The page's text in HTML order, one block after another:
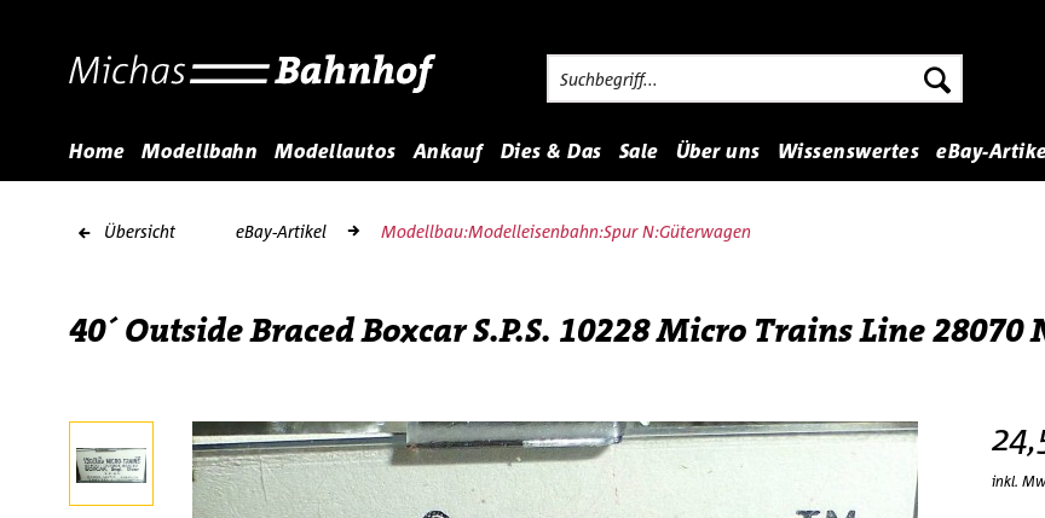
Home Modellbahn Modellautos Ankauf Dies & Das Sale Über uns Wissenswertes eBay-
Übersicht eBay-Artikel Modellbau:Modelleisenbahn:Spur N:Güterwagen
40´ Outside Braced Boxcar S.P.S. 10228 Micro Trains Line 28070
inkl.